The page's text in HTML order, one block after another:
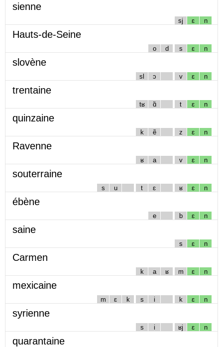
sienne
sj ɛ n
Hauts-de-Seine
o d s ɛ n
slovène
sl ɔ v ɛ n
trentaine
tʁ ɑ̃ t ɛ n
quinzaine
k ẽ z ɛ n
Ravenne
ʁ a v ɛ n
souterraine
s u t ɛ ʁ ɛ n
ébène
e b ɛ n
saine
s ɛ n
Carmen
k a ʁ m ɛ n
mexicaine
m ɛ k s i k ɛ n
syrienne
s i ʁj ɛ n
quarantaine